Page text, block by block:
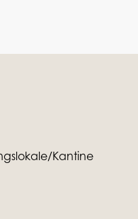
Kantine